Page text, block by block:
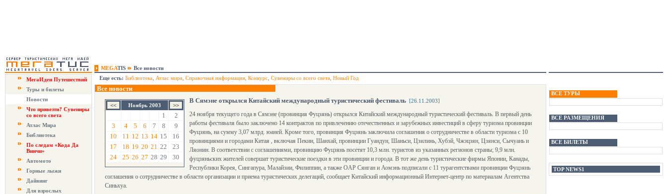
MEGATIS
Все новости
МегаИдеи Путешествий
Туры и билеты
Новости
Что привезти? Сувениры
со всего света
Атлас Мира
Библиотека
По следам «Кода Да
Винчи»
Автомото
Горные лыжи
Дайвинг
Для взрослых
Еще есть: Библиотека Атлас мира Справочная информация Конкурс Сувениры со всего света Новый Год
Все новости
Ноябрь 2003
1
2
3
4 5 6 7 8
9
10
11 12 13 14 15
16
17
18 19 20 21 22
23
24
25 26 27 28 29 30
В Сямэне открылся Китайский международный туристический фестиваль [26.11.2003]
24 ноября текущего года в Сямэне (провинция Фуцзянь) открылся Китайский международный туристический фестиваль. В первый день
работы фестиваля было заключено 14 контрактов по привлечению отечественных и зарубежных инвестиций в сферу туризма провинции
Фуцзянь, на сумму 3,07 млрд. юаней. Кроме того, провинция Фуцзянь заключила соглашения о сотрудничестве в области туризма с 10
провинциями и городами Китая , включая Пекин, Шанхай, провинции Гуандун, Шаньси, Цзилинь, Хубэй, Чжэцзян, Цзянси, Сычуань и
Ляонин. В соответствии с соглашениями, провинцию Фуцзянь посетят 10,3 млн. туристов из указанных регионов страны; 9,9 млн.
фуцзяньских жителей совершат туристические поездки в эти провинции и города. В тот же день туристические фирмы Японии, Канады,
Республики Корея, Сингапура, Малайзии, Филиппин, а также OАР Сянган и Аомэнь подписали с 11 турагентствами провинции Фуцзянь
соглашения о сотрудничестве в области организации и приема туристических делегаций, сообщает Китайский информационный Интернет-центр по материалам Агентства
Синьхуа.
ВСЕ ТУРЫ
ВСЕ РАЗМЕЩЕНИЯ
ВСЕ БИЛЕТЫ
TOP NEWS1